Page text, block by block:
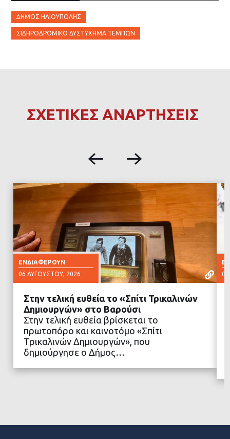
ΔΉΜΟΣ ΗΛΙΟΎΠΟΛΗΣ
ΣΙΔΗΡΟΔΡΟΜΙΚΌ ΔΥΣΤΎΧΗΜΑ ΤΕΜΠΏΝ
ΣΧΕΤΙΚΕΣ ΑΝΑΡΤΗΣΕΙΣ
ΕΝΔΙΑΦΈΡΟΥΝ
06 ΑΥΓΟΎΣΤΟΥ, 2026
ΔΙΑΒΑΣΤΕ ΠΕΡΙΣΣΟΤΕΡΑ
Στην τελική ευθεία το «Σπίτι Τρικαλινών
Δημιουργών» στο Βαρούσι
Στην τελική ευθεία βρίσκεται το
πρωτοπόρο και καινοτόμο «Σπίτι
Τρικαλινών Δημιουργών», που
δημιούργησε ο Δήμος…